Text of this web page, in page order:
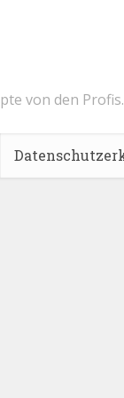
von den Profis.